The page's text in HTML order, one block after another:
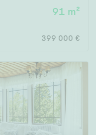
91 m²
399 000 €